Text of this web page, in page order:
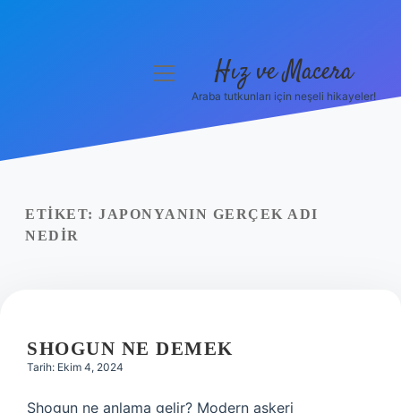
Yasal Uyarı
menüyü
Hız ve Macera
Araba tutkunları için neşeli hikayeler!
ETIKET: JAPONYANIN GERÇEK ADI
NEDIR
SHOGUN NE DEMEK
Tarih: Ekim 4, 2024
Shogun ne anlama gelir? Modern askeri